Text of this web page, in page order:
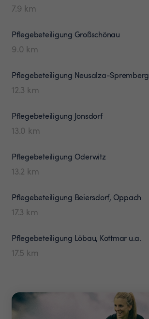
7.9 km
Pflegebeteiligung Großschönau
9.0 km
Pflegebeteiligung Neusalza-Spremberg
12.3 km
Pflegebeteiligung Jonsdorf
13.0 km
Pflegebeteiligung Oderwitz
13.2 km
Pflegebeteiligung Beiersdorf, Oppach
17.3 km
Pflegebeteiligung Löbau, Kottmar u.a.
17.5 km